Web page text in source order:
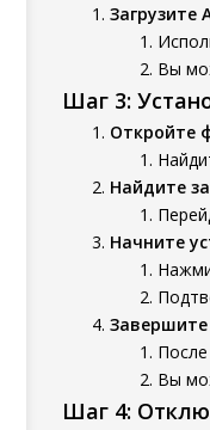
Загрузите
Вы
Шаг 3:
Откройте
Найдите
Начните
Завершите
Вы
Шаг 4: